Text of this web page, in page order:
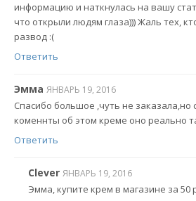
информацию и наткнулась на вашу
что открыли людям глаза))) Жаль тех,
развод :(
Ответить
Эмма ЯНВАРЬ 19, 2016
Спасибо большое ,чуть не заказала,но
коменнты об этом креме оно реально
Ответить
Clever ЯНВАРЬ 19, 2016
Эмма, купите крем в магазине за 50